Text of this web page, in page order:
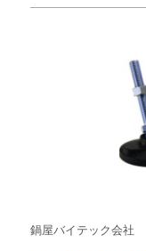
鍋屋バイテック会社